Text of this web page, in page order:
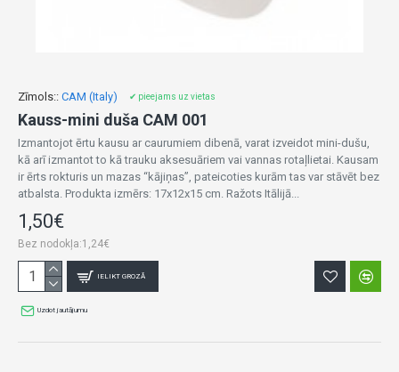
Zīmols:: CAM (Italy) ✔ pieejams uz vietas
Kauss-mini duša CAM 001
Izmantojot ērtu kausu ar caurumiem dibenā, varat izveidot mini-dušu,
kā arī izmantot to kā trauku aksesuāriem vai vannas rotaļlietai. Kausam
ir ērts rokturis un mazas “kājiņas”, pateicoties kurām tas var stāvēt bez
atbalsta. Produkta izmērs: 17x12x15 cm. Ražots Itālijā...
1,50€
Bez nodokļa:1,24€
IELIKT GROZĀ
Uzdot jautājumu